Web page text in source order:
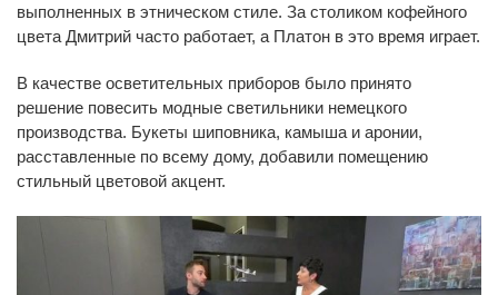
выполненных в этническом стиле. За столиком кофейного
цвета Дмитрий часто работает, а Платон в это время играет.
В качестве осветительных приборов было принято
решение повесить модные светильники немецкого
производства. Букеты шиповника, камыша и аронии,
расставленные по всему дому, добавили помещению
стильный цветовой акцент.